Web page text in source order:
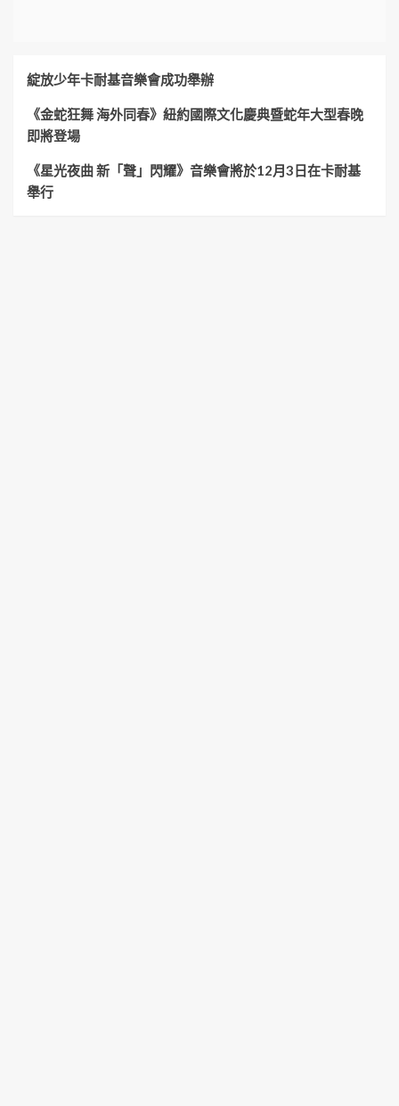
綻放少年卡耐基音樂會成功舉辦
《金蛇狂舞 海外同春》紐約國際文化慶典暨蛇年大型春晚
即將登場
《星光夜曲 新「聲」閃耀》音樂會將於12月3日在卡耐基
舉行